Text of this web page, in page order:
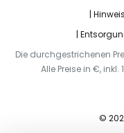
Die durchgestrichenen
Alle Preise in €,
©